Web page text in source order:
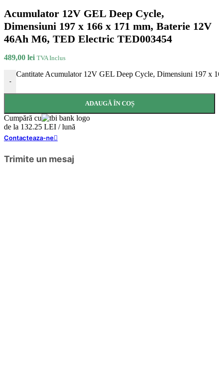
Acumulator 12V GEL Deep Cycle,
Dimensiuni 197 x 166 x 171 mm, Baterie 12V
46Ah M6, TED Electric TED003454
489,00 lei TVA Inclus
-
Cantitate Acumulator 12V GEL Deep Cycle, Dimensiuni 197
ADAUGĂ ÎN COȘ
Cumpără cu
de la 132.25 LEI / lună
Contacteaza-ne
Trimite un mesaj